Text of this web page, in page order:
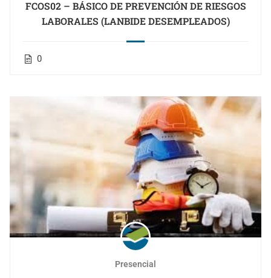
FCOS02 – BÁSICO DE PREVENCIÓN DE RIESGOS
LABORALES (LANBIDE DESEMPLEADOS)
0
Presencial